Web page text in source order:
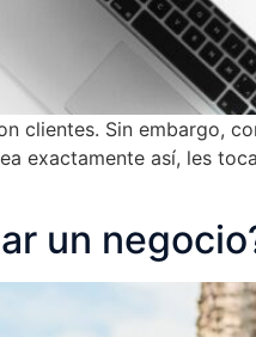
clientes. Sin embargo,
exactamente así, les
un